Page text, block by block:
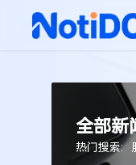
全部新
热门搜索: